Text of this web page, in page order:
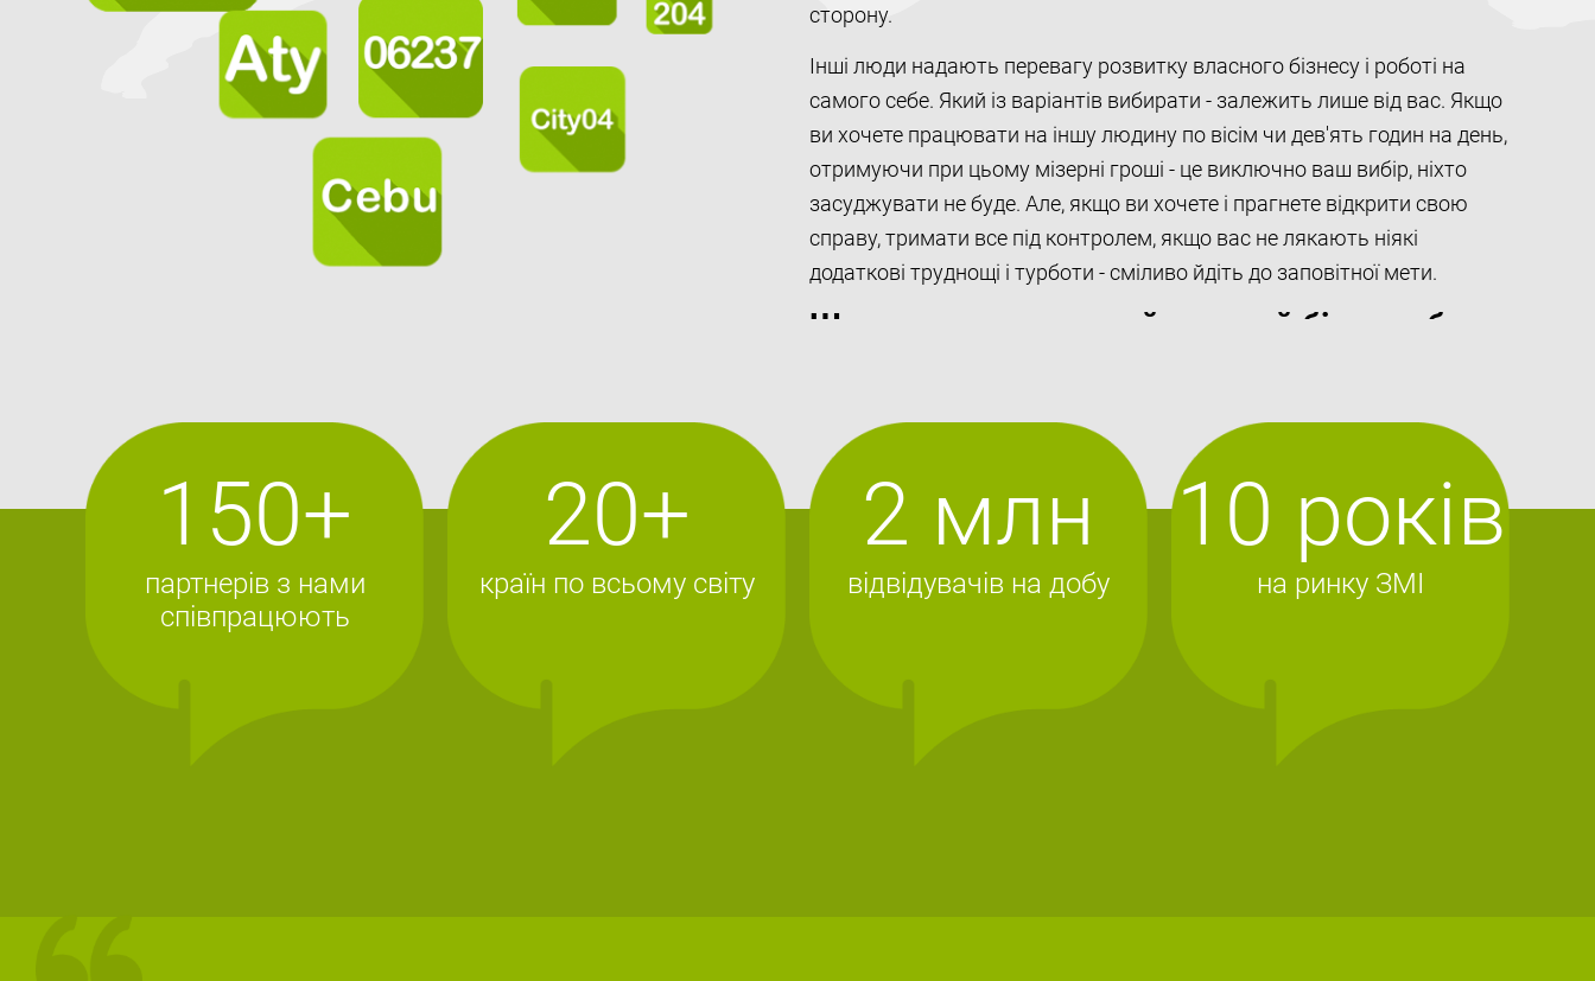
сторону.
Інші люди надають перевагу розвитку власного бізнесу і роботі на
самого себе. Який із варіантів вибирати - залежить лише від вас. Якщо
ви хочете працювати на іншу людину по вісім чи дев'ять годин на день,
отримуючи при цьому мізерні гроші - це виключно ваш вибір, ніхто
засуджувати не буде. Але, якщо ви хочете і прагнете відкрити свою
справу, тримати все під контролем, якщо вас не лякають ніякі
додаткові труднощі і турботи - сміливо йдіть до заповітної мети.
Що краще: недорогий готовий бізнес або
відмінна альтернатива гідного заробітку за перевіреною схемою. Ну а
якщо бізнес ще приносить задоволення, крім доходу, що може бути
краще ?! Давно мрієте стати бізнесменом? Тоді купити готовий бізнес
"під ключ" - кращий спосіб полегшити собі старт. І ви з легкістю
позбавите себе від ряду проблем:
150+
партнерів з нами
співпрацюють
20+
країн по всьому світу
2 млн
відвідувачів на добу
10 років
на ринку ЗМІ